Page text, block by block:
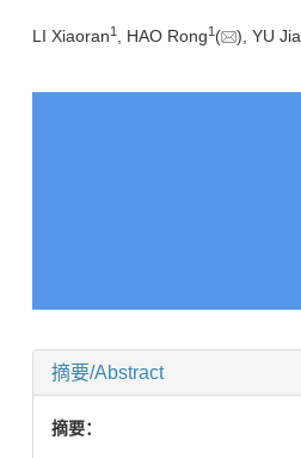
LI Xiaoran1 , HAO Rong1 ( ), YU Jia
摘要/Abstract
摘要：